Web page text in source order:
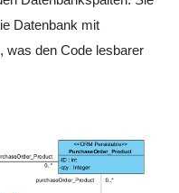
Datenbank mit
was den Code lesbarer